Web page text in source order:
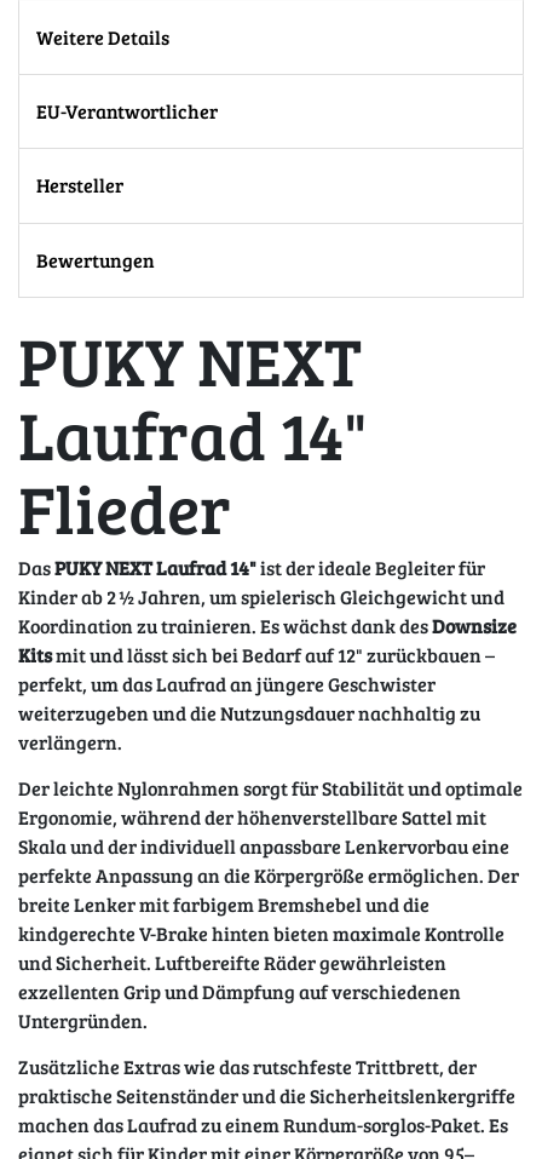
Weitere Details
EU-Verantwortlicher
Hersteller
Bewertungen
PUKY NEXT
Laufrad 14"
Flieder
DasPUKY NEXT Laufrad 14"ist der ideale Begleiter für
Kinder ab 2 ½ Jahren, um spielerisch Gleichgewicht und
Koordination zu trainieren. Es wächst dank desDownsize
Kitsmit und lässt sich bei Bedarf auf 12" zurückbauen –
perfekt, um das Laufrad an jüngere Geschwister
weiterzugeben und die Nutzungsdauer nachhaltig zu
verlängern.
Der leichte Nylonrahmen sorgt für Stabilität und optimale
Ergonomie, während der höhenverstellbare Sattel mit
Skala und der individuell anpassbare Lenkervorbau eine
perfekte Anpassung an die Körpergröße ermöglichen. Der
breite Lenker mit farbigem Bremshebel und die
kindgerechte V-Brake hinten bieten maximale Kontrolle
und Sicherheit. Luftbereifte Räder gewährleisten
exzellenten Grip und Dämpfung auf verschiedenen
Untergründen.
Zusätzliche Extras wie das rutschfeste Trittbrett, der
praktische Seitenständer und die Sicherheitslenkergriffe
machen das Laufrad zu einem Rundum-sorglos-Paket. Es
eignet sich für Kinder mit einer Körpergröße von 95–